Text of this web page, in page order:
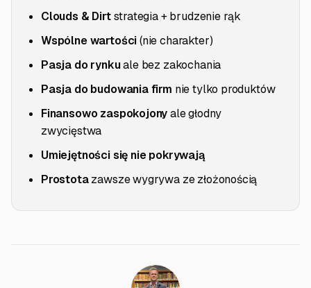
Clouds & Dirtstrategia + brudzenie rąk
Wspólne wartości(nie charakter)
Pasja do rynkuale bez zakochania
Pasja do budowania firm nie tylko produktów
Finansowo zaspokojonyale głodny
zwycięstwa
Umiejętności się nie pokrywają
Prostotazawsze wygrywa ze złożonością